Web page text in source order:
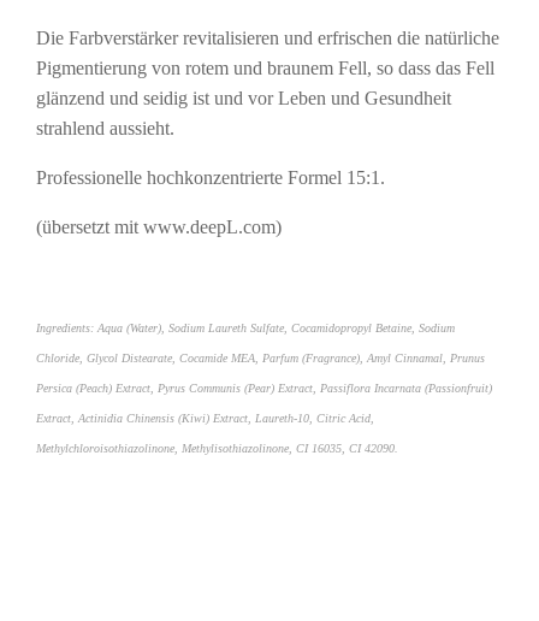
Die Farbverstärker revitalisieren und erfrischen die natürliche
Pigmentierung von rotem und braunem Fell, so dass das Fell
glänzend und seidig ist und vor Leben und Gesundheit
strahlend aussieht.
Professionelle hochkonzentrierte Formel 15:1.
(übersetzt mit www.deepL.com)
Ingredients: Aqua (Water), Sodium Laureth Sulfate, Cocamidopropyl Betaine, Sodium
Chloride, Glycol Distearate, Cocamide MEA, Parfum (Fragrance), Amyl Cinnamal, Prunus
Persica (Peach) Extract, Pyrus Communis (Pear) Extract, Passiflora Incarnata (Passionfruit)
Extract, Actinidia Chinensis (Kiwi) Extract, Laureth-10, Citric Acid,
Methylchloroisothiazolinone, Methylisothiazolinone, CI 16035, CI 42090.